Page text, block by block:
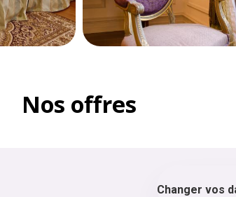
Nos offres
Changer vos